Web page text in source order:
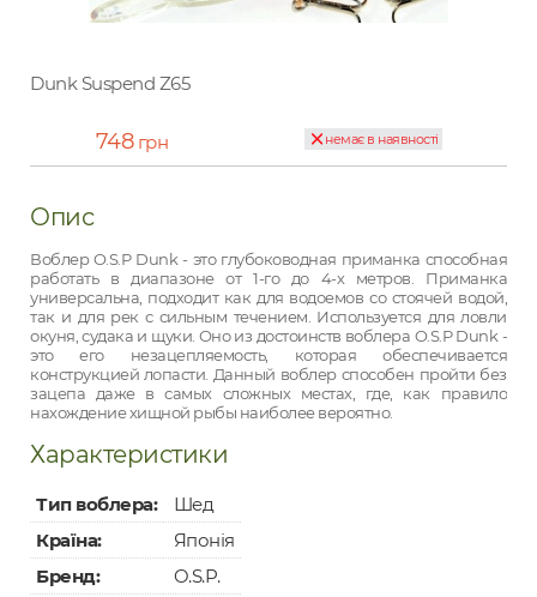
Dunk Suspend Z65
748грн немає в наявності
Опис
Воблер O.S.P Dunk - это глубоководная приманка способная
работать в диапазоне от 1-го до 4-х метров. Приманка
универсальна, подходит как для водоемов со стоячей водой,
так и для рек с сильным течением. Используется для ловли
окуня, судака и щуки. Оно из достоинств воблера O.S.P Dunk -
это его незацепляемость, которая обеспечивается
конструкцией лопасти. Данный воблер способен пройти без
зацепа даже в самых сложных местах, где, как правило
нахождение хищной рыбы наиболее вероятно.
Характеристики
Тип воблера:
Шед
Країна:
Японія
Бренд:
O.S.P.